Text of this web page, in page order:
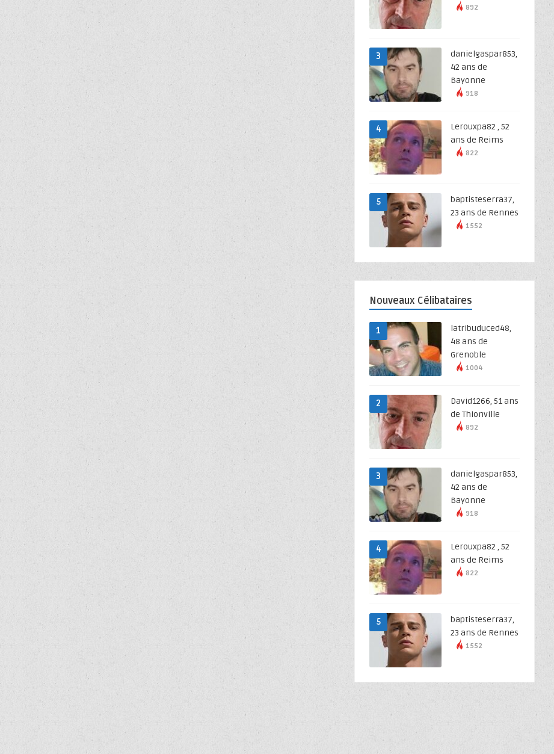
892
3
danielgaspar853,
42 ans de
Bayonne
918
4
Lerouxpa82 , 52
ans de Reims
822
5
baptisteserra37,
23 ans de Rennes
1552
Nouveaux Célibataires
1
latribuduced48,
48 ans de
Grenoble
1004
2
David1266, 51 ans
de Thionville
892
3
danielgaspar853,
42 ans de
Bayonne
918
4
Lerouxpa82 , 52
ans de Reims
822
5
baptisteserra37,
23 ans de Rennes
1552